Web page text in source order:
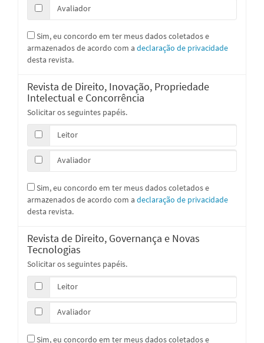
Avaliador
armazenados de acordo com a declaração de privacidade
desta revista.
Revista de Direito, Inovação, Propriedade
Intelectual e Concorrência
Solicitar os seguintes papéis.
Leitor
Avaliador
armazenados de acordo com a declaração de privacidade
desta revista.
Revista de Direito, Governança e Novas
Tecnologias
Solicitar os seguintes papéis.
Leitor
Avaliador